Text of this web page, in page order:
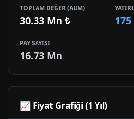
TOPLAM DEĞER (AUM)
30.33 Mn ₺ 175
PAY SAYISI
16.73 Mn
📈 Fiyat Grafiği (1 Yıl)